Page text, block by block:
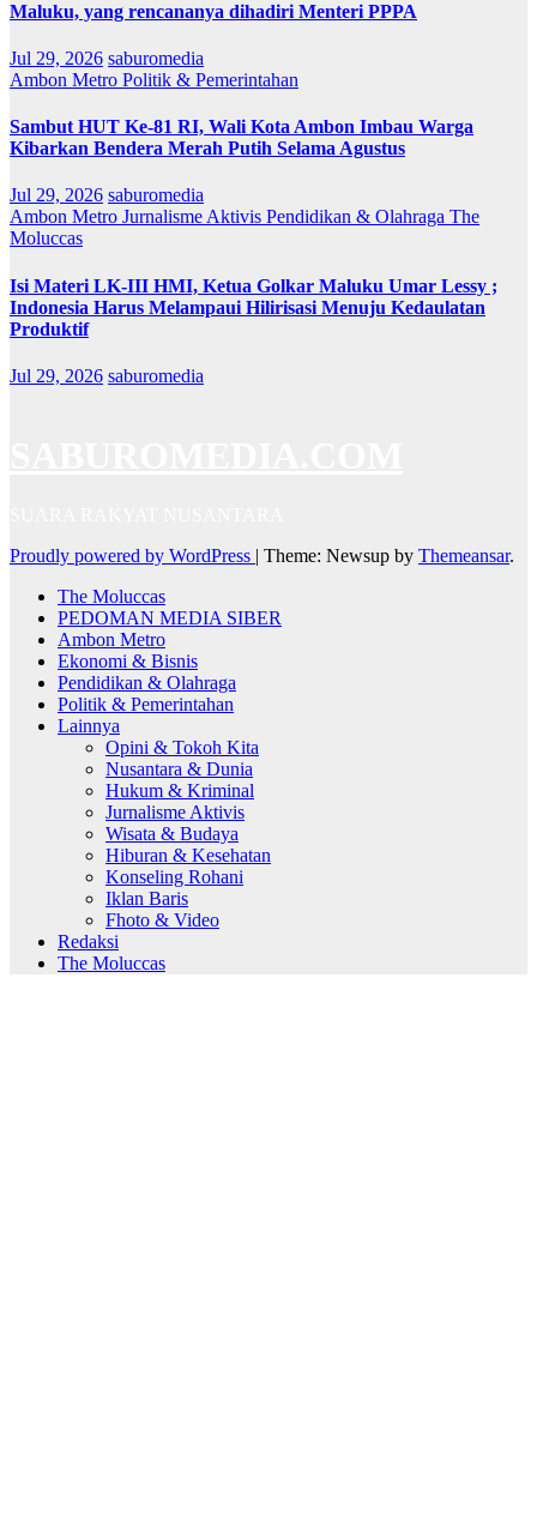
Maluku, yang rencananya dihadiri Menteri PPPA
Jul 29, 2026 saburomedia
Ambon Metro Politik & Pemerintahan
Sambut HUT Ke-81 RI, Wali Kota Ambon Imbau Warga
Kibarkan Bendera Merah Putih Selama Agustus
Jul 29, 2026 saburomedia
Ambon Metro Jurnalisme Aktivis Pendidikan & Olahraga The
Moluccas
Isi Materi LK-III HMI, Ketua Golkar Maluku Umar Lessy ;
Indonesia Harus Melampaui Hilirisasi Menuju Kedaulatan
Produktif
Jul 29, 2026 saburomedia
Proudly powered by WordPress | Theme: Newsup by Themeansar.
The Moluccas
PEDOMAN MEDIA SIBER
Ambon Metro
Ekonomi & Bisnis
Pendidikan & Olahraga
Politik & Pemerintahan
Lainnya
Opini & Tokoh Kita
Nusantara & Dunia
Hukum & Kriminal
Jurnalisme Aktivis
Wisata & Budaya
Hiburan & Kesehatan
Konseling Rohani
Iklan Baris
Fhoto & Video
Redaksi
The Moluccas